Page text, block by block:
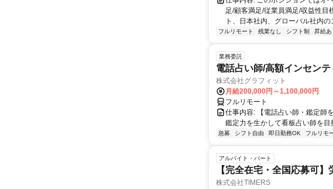
足/顧客満足/従業員満足/収益性目
ト、日本社内、グローバル社内
フルリモート 残業なし シフト制 昇給あ
業務委託
電話占い師/高額インセン
株式会社グラフィット
月給200,000円～1,100,000円
フルリモート
仕事内容: 【電話占い師・鑑定師
鑑定力を生かして看板占い師を
急募 シフト自由 即日勤務OK フルリモ
アルバイト・パート
【完全在宅・全国応募可
株式会社TIMERS